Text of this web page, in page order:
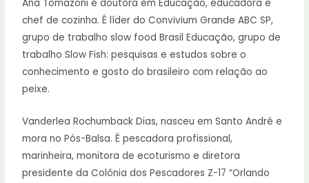
Ana Tomazoni é doutora em Educação, educadora e
chef de cozinha. É líder do Convivium Grande ABC SP,
grupo de trabalho slow food Brasil Educação, grupo de
trabalho Slow Fish: pesquisas e estudos sobre o
conhecimento e gosto do brasileiro com relação ao
peixe.
Vanderlea Rochumback Dias, nasceu em Santo André e
mora no Pós-Balsa. É pescadora profissional,
marinheira, monitora de ecoturismo e diretora
presidente da Colônia dos Pescadores Z-17 “Orlando